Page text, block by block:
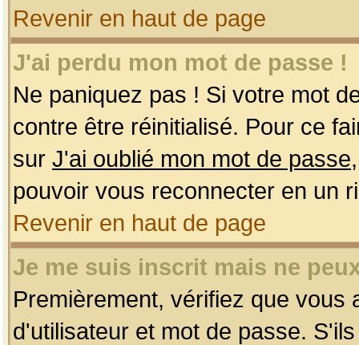
Revenir en haut de page
J'ai perdu mon mot de passe !
Ne paniquez pas ! Si votre mot
contre être réinitialisé. Pour ce
sur J'ai oublié mon mot de passe
pouvoir vous reconnecter en un
Revenir en haut de page
Je me suis inscrit mais ne
Premièrement, vérifiez que
d'utilisateur et mot de passe.